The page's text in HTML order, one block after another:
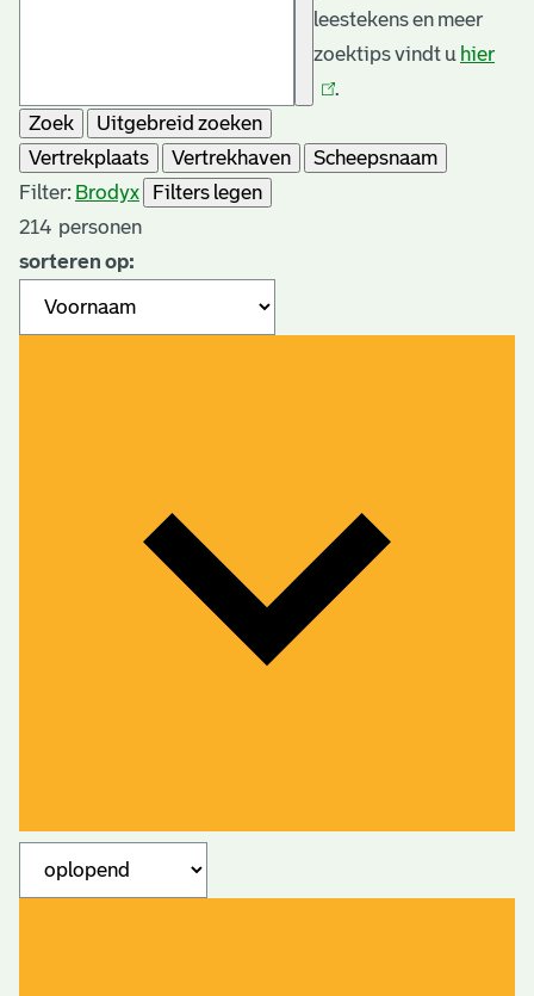
leestekens en meer
zoektips vindt u hier
.
Zoek
Uitgebreid zoeken
Vertrekplaats
Vertrekhaven
Scheepsnaam
Filter: Brodyx
Filters legen
214 personen
sorteren op: